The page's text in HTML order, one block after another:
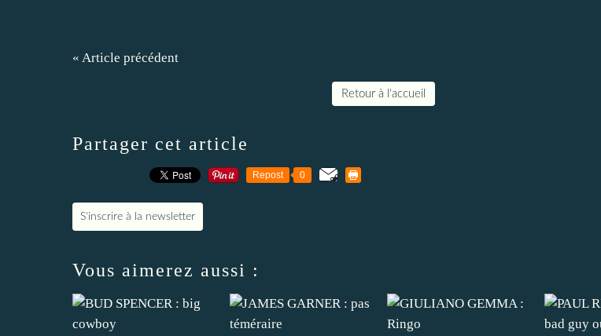
« Article précédent
Retour à l'accueil
Partager cet article
Repost 0
S'inscrire à la newsletter
Vous aimerez aussi :